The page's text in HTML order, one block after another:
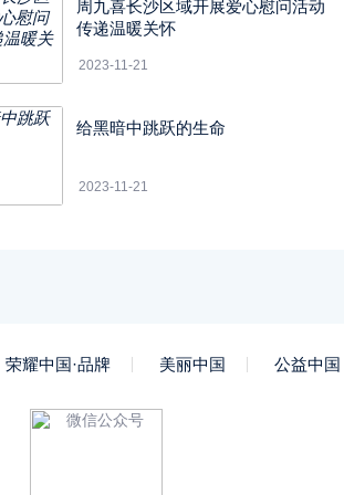
周九喜长沙区域开展爱心慰问活动
传递温暖关怀
2023-11-21
给黑暗中跳跃的生命
2023-11-21
荣耀中国·品牌 美丽中国 公益中国